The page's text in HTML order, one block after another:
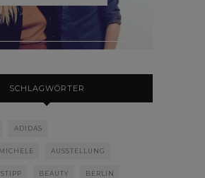
SCHLAGWÖRTER
ADIDAS
AUSSTELLUNG
BEAUTY BERLIN